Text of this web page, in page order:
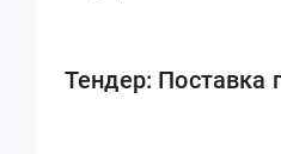
Тендер: Поставка